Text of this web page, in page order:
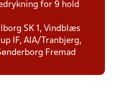
for 9 hold
SK 1, Vindblæs
IF, AIA/Tranbjerg,
Fremad